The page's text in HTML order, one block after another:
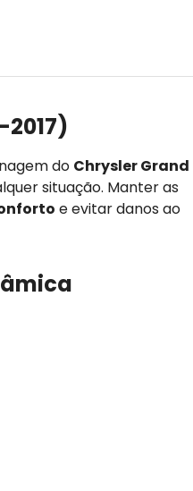
do Chrysler Grand
situação. Manter as
e evitar danos ao